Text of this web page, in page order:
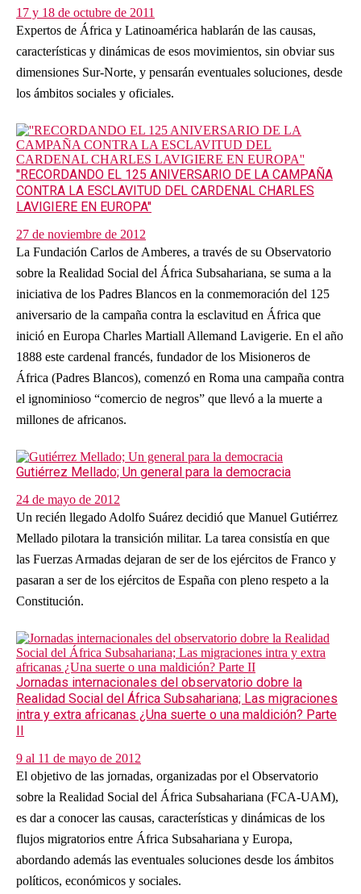
17 y 18 de octubre de 2011
Expertos de África y Latinoamérica hablarán de las causas,
características y dinámicas de esos movimientos, sin obviar sus
dimensiones Sur-Norte, y pensarán eventuales soluciones, desde
los ámbitos sociales y oficiales.
''RECORDANDO EL 125 ANIVERSARIO DE LA CAMPAÑA
CONTRA LA ESCLAVITUD DEL CARDENAL CHARLES
LAVIGIERE EN EUROPA''
27 de noviembre de 2012
La Fundación Carlos de Amberes, a través de su Observatorio
sobre la Realidad Social del África Subsahariana, se suma a la
iniciativa de los Padres Blancos en la conmemoración del 125
aniversario de la campaña contra la esclavitud en África que
inició en Europa Charles Martiall Allemand Lavigerie. En el año
1888 este cardenal francés, fundador de los Misioneros de
África (Padres Blancos), comenzó en Roma una campaña contra
el ignominioso “comercio de negros” que llevó a la muerte a
millones de africanos.
Gutiérrez Mellado; Un general para la democracia
24 de mayo de 2012
Un recién llegado Adolfo Suárez decidió que Manuel Gutiérrez
Mellado pilotara la transición militar. La tarea consistía en que
las Fuerzas Armadas dejaran de ser de los ejércitos de Franco y
pasaran a ser de los ejércitos de España con pleno respeto a la
Constitución.
Jornadas internacionales del observatorio dobre la
Realidad Social del África Subsahariana; Las migraciones
intra y extra africanas ¿Una suerte o una maldición? Parte
II
9 al 11 de mayo de 2012
El objetivo de las jornadas, organizadas por el Observatorio
sobre la Realidad Social del África Subsahariana (FCA-UAM),
es dar a conocer las causas, características y dinámicas de los
flujos migratorios entre África Subsahariana y Europa,
abordando además las eventuales soluciones desde los ámbitos
políticos, económicos y sociales.